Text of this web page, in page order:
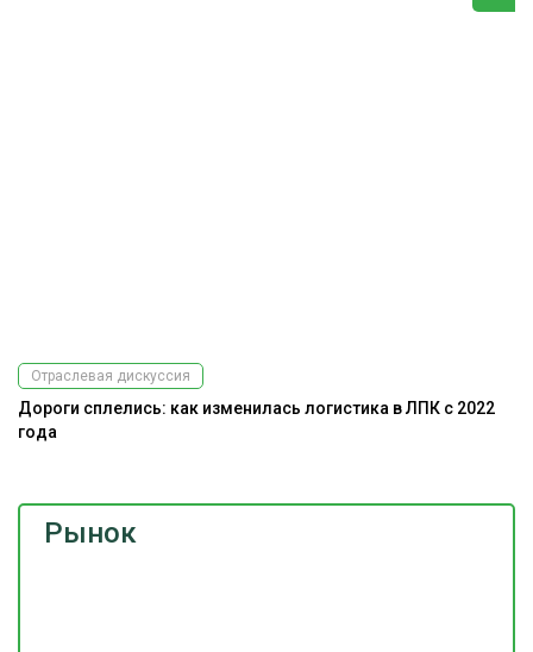
Рынок
Отраслевая дискуссия
Дороги сплелись: как изменилась логистика в ЛПК с 2022
года